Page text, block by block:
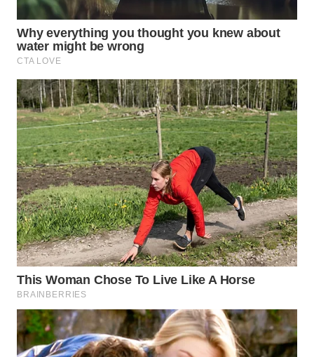
WN
BORNEO
Wahana
Group
WAHANA
NEWS
WAHANA
TANI
WAHANA
ADVOKAT
WAHANA
INFRASTRUKTUR
WAHANA
KONSUMEN